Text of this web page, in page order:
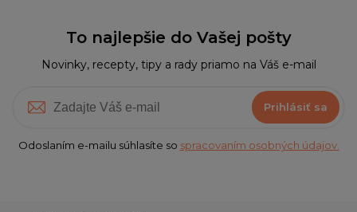
To najlepšie do Vašej pošty
Novinky, recepty, tipy a rady priamo na Váš e-mail
Prihlásiť sa
Odoslaním e-mailu súhlasíte so spracovaním osobných údajov.